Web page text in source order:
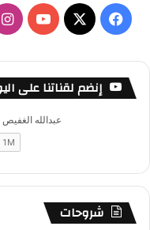
فيسبوك
‫X
إنضم لقناتنا على
شروحات